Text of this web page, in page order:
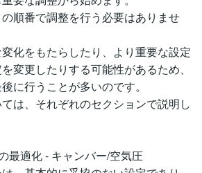
順番で調整を行う必要はありませ
化をもたらしたり、より重要な設定
変更したりする可能性があるため、
に行うことが多いのです。
は、それぞれのセクションで説明し
最適化 - キャンバー/空気圧